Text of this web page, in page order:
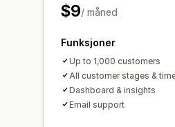
$9/ måned
Funksjoner
Up to 1,000 customers
All customer stages &
Dashboard & insights
Email support